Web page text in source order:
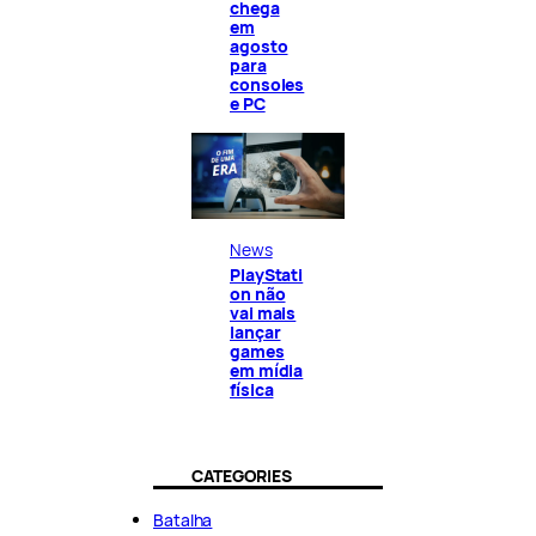
chega
em
agosto
para
consoles
e PC
News
PlayStati
on não
vai mais
lançar
games
em mídia
física
CATEGORIES
Batalha